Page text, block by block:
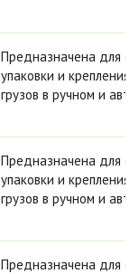
Предназначена для
упаковки и крепления
грузов в ручном и
Предназначена для
упаковки и крепления
грузов в ручном и
Предназначена для